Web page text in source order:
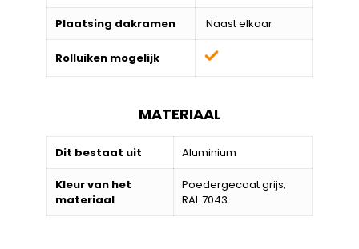
Plaatsing dakramen Naast elkaar
Rolluiken mogelijk
MATERIAAL
Dit bestaat uit Aluminium
Kleur van het
materiaal
Poedergecoat grijs,
RAL 7043